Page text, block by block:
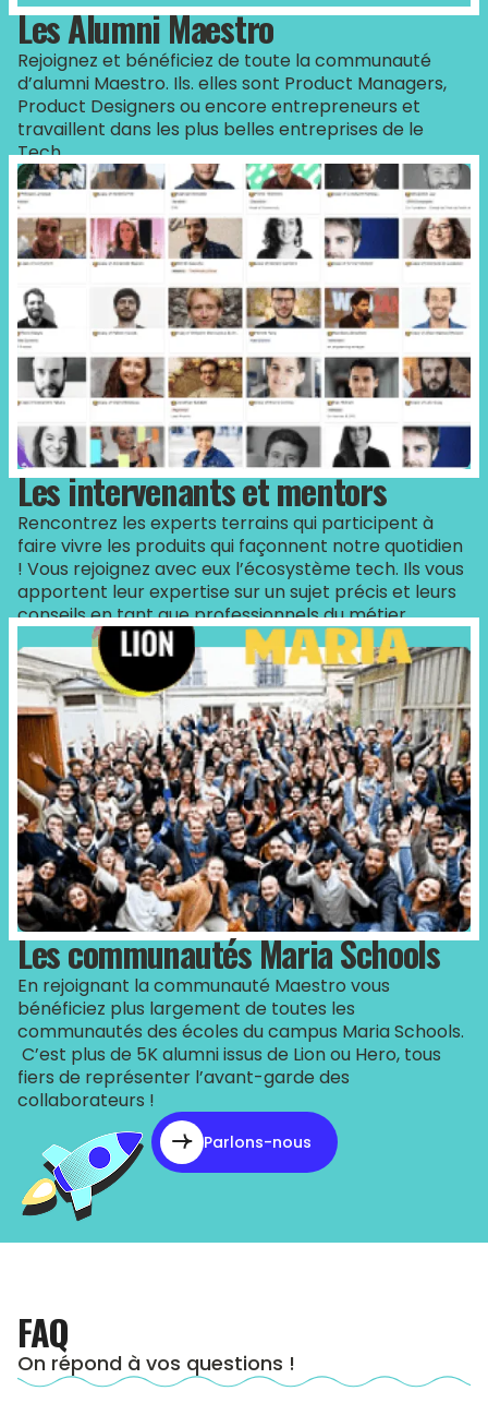
Les Alumni Maestro
Rejoignez et bénéficiez de toute la communauté
d’alumni Maestro. Ils. elles sont Product Managers,
Product Designers ou encore entrepreneurs et
travaillent dans les plus belles entreprises de le
Tech.
Les intervenants et mentors
Rencontrez les experts terrains qui participent à
faire vivre les produits qui façonnent notre quotidien
! Vous rejoignez avec eux l’écosystème tech. Ils vous
apportent leur expertise sur un sujet précis et leurs
conseils en tant que professionnels du métier.
Les communautés Maria Schools
En rejoignant la communauté Maestro vous
bénéficiez plus largement de toutes les
communautés des écoles du campus Maria Schools.
C’est plus de 5K alumni issus de Lion ou Hero, tous
fiers de représenter l’avant-garde des
collaborateurs !
Parlons-nous
FAQ
On répond à vos questions !